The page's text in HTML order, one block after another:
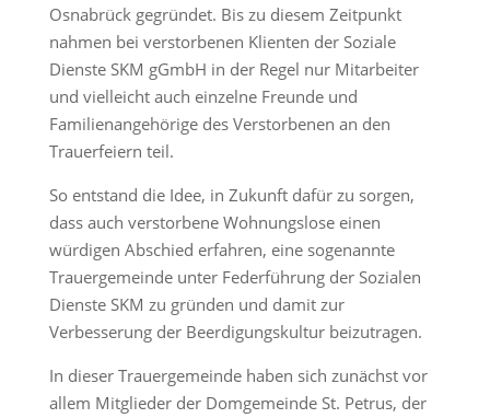
Osnabrück gegründet. Bis zu diesem Zeitpunkt
nahmen bei verstorbenen Klienten der Soziale
Dienste SKM gGmbH in der Regel nur Mitarbeiter
und vielleicht auch einzelne Freunde und
Familienangehörige des Verstorbenen an den
Trauerfeiern teil.
So entstand die Idee, in Zukunft dafür zu sorgen,
dass auch verstorbene Wohnungslose einen
würdigen Abschied erfahren, eine sogenannte
Trauergemeinde unter Federführung der Sozialen
Dienste SKM zu gründen und damit zur
Verbesserung der Beerdigungskultur beizutragen.
In dieser Trauergemeinde haben sich zunächst vor
allem Mitglieder der Domgemeinde St. Petrus, der